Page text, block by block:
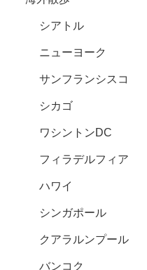
シアトル
ニューヨーク
サンフランシスコ
シカゴ
ワシントンDC
フィラデルフィア
ハワイ
シンガポール
クアラルンプール
バンコク